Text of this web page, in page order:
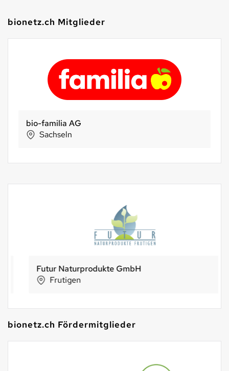
bionetz.ch Mitglieder
bio-familia AG
Sachseln
Futur Naturprodukte GmbH
Frutigen
bionetz.ch Fördermitglieder